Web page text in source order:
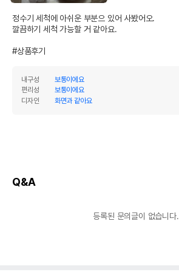
상품 필수 정보
정수기 세척에 아쉬운 부분으 있어 사봤어오.
깔끔하기 세척 가능할 거 같아요.
#상품후기
내구성
보통이에요
편리성
보통이에요
디자인
화면과 같아요
Q&A
등록된 문의글이 없습니다.